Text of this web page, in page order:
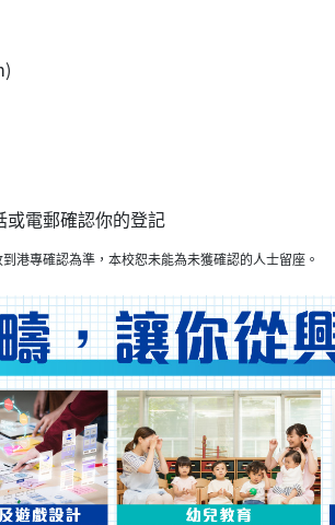
電郵確認你的登記
港專確認為準，本校恕未能為未獲確認的人士留座。